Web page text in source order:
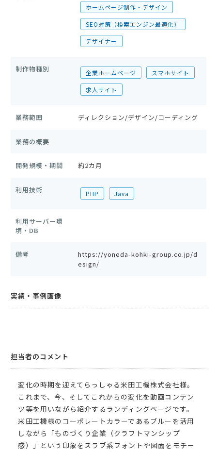
ホームページ制作・デザイン
SEO対策（検索エンジン最適化）
デザイナー
制作物種別 企業ホームページ スマホサイト
求人サイト
業務範囲 ディレクション/デザイン/コーディング
業務の概要
開発規模・期間 約2カ月
利用技術 PHP Java
利用サーバー環
境・DB
備考
https://yoneda-kohki-group.co.jp/d
esign/
実績・事例画像
担当者のコメント
変化の時期を迎えてらっしゃる米田工機株式会社様。
これまで、今、そしてこれからの変化を動画コンテン
ツ等を用いながら紹介するランディングページです。
米田工機様のコーポレートカラーであるブルーを活用
しながら「ものづくり企業（クラフトマンシップ
感）」という印象をスラブ系フォントや図面をモチー